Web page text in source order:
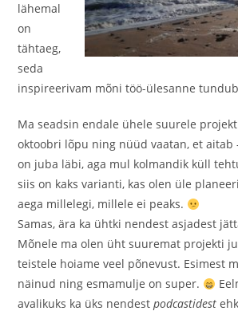
lähemal
on
tähtaeg,
seda
inspireerivam mõni töö-ülesanne
Ma seadsin endale ühele suurele
oktoobri lõpu ning nüüd vaatan, et aitab
on juba läbi, aga mul kolmandik küll
siis on kaks varianti, kas olen üle
aega millelegi, millele ei peaks.
Samas, ära ka ühtki nendest asjadest
Mõnele ma olen üht suuremat projekti
teistele hoiame veel põnevust. Esimest
näinud ning esmamulje on super.
avalikuks ka üks nendestpodcastidestehk